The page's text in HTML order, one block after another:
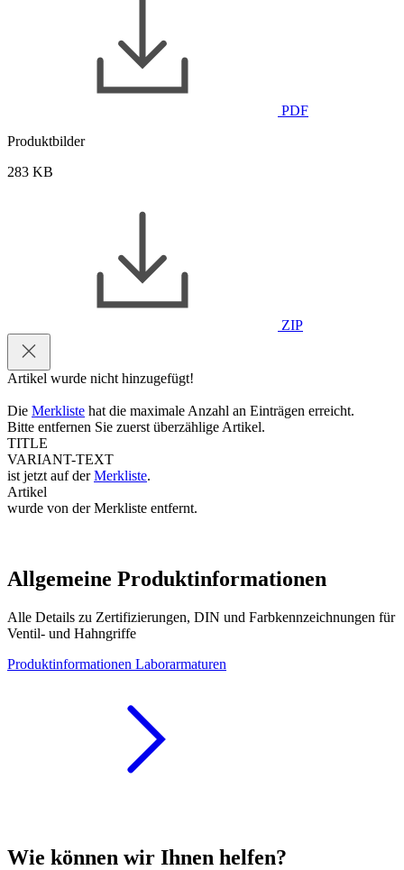
PDF
Produktbilder
283 KB
ZIP
Artikel wurde nicht hinzugefügt!
Die Merkliste hat die maximale Anzahl an Einträgen erreicht.
Bitte entfernen Sie zuerst überzählige Artikel.
TITLE
VARIANT-TEXT
ist jetzt auf derMerkliste.
Artikel
wurde von der Merkliste entfernt.
Allgemeine Produktinformationen
Alle Details zu Zertifizierungen, DIN und Farbkennzeichnungen für
Ventil- und Hahngriffe
Produktinformationen Laborarmaturen
Wie können wir Ihnen helfen?